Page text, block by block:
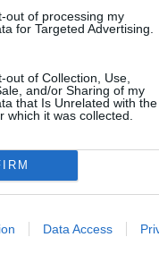
out of processing my
for Targeted Advertising.
out of Collection, Use,
and/or Sharing of my
that Is Unrelated with the
which it was collected.
Data Access
Kokos-Torte
Torte
Torte